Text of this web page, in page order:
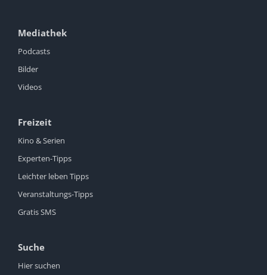
Mediathek
Podcasts
Bilder
Videos
Freizeit
Kino & Serien
Experten-Tipps
Leichter leben Tipps
Veranstaltungs-Tipps
Gratis SMS
Suche
Hier suchen